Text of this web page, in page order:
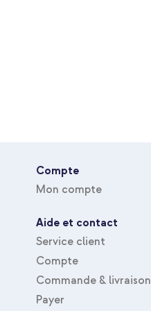
Compte
Mon compte
Aide et contact
Service client
Compte
Commande & livraison
Payer